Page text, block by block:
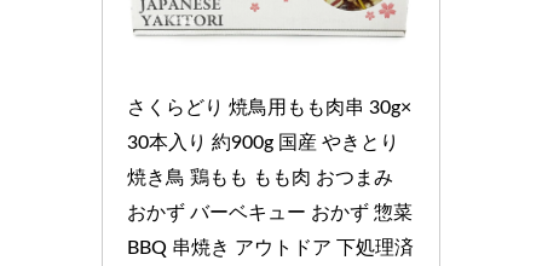
さくらどり 焼鳥用もも肉串 30g×
30本入り 約900g 国産 やきとり
焼き鳥 鶏もも もも肉 おつまみ
おかず バーベキュー おかず 惣菜
BBQ 串焼き アウトドア 下処理済